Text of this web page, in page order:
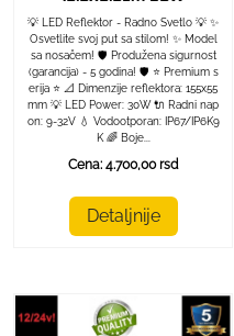
💡 LED Reflektor - Radno Svetlo 💡 ✨
Osvetlite svoj put sa stilom! ✨ Model
sa nosačem! 🛡️ Produžena sigurnost
(garancija) - 5 godina! 🛡️ ⭐ Premium s
erija ⭐ 📐 Dimenzije reflektora: 155x55
mm 💡 LED Power: 30W 🔌 Radni nap
on: 9-32V 💧 Vodootporan: IP67/IP6K9
K 🌈 Boje...
Cena: 4.700,00 rsd
Detaljnije